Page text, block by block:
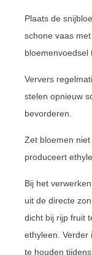
Plaats de
schone vaas
bloemenvoedsel
Ververs
stelen opnieuw
bevorderen.
Zet bloemen
produceert
Bij het
uit de directe
dicht bij rijp fruit
ethyleen. Verder
te houden